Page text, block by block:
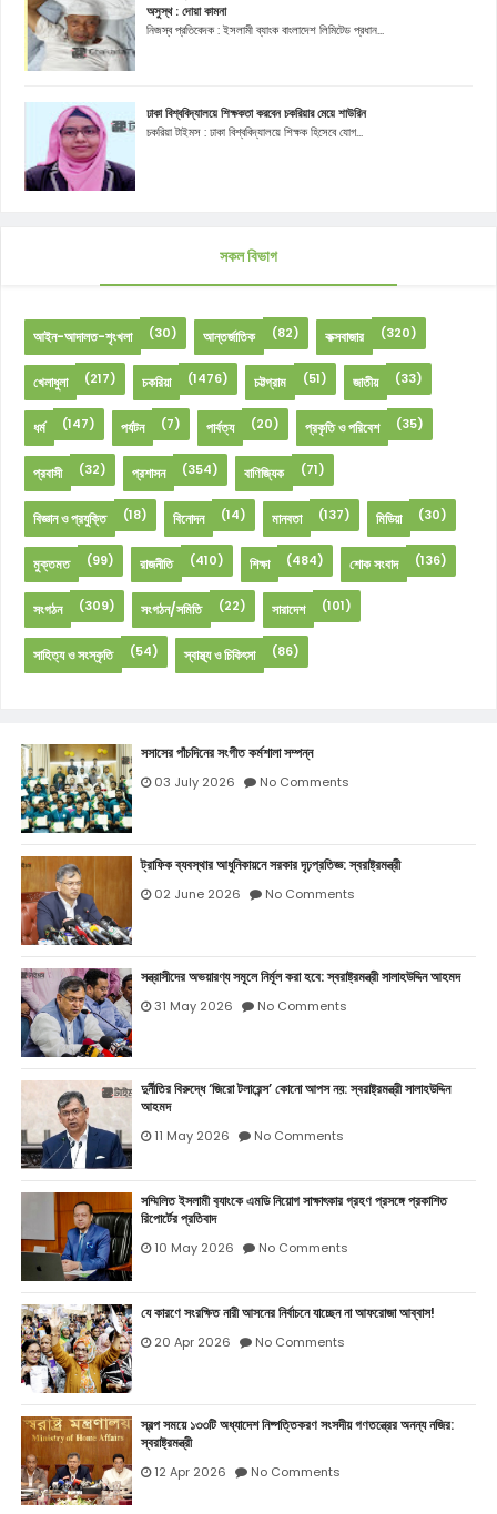
অসুস্থ : দোয়া কামনা
নিজস্ব প্রতিবেদক : ইসলামী ব্যাংক বাংলাদেশ লিমিটেড প্রধান...
ঢাকা বিশ্ববিদ্যালয়ে শিক্ষকতা করবেন চকরিয়ার মেয়ে শাউরিন
চকরিয়া টাইমস : ঢাকা বিশ্ববিদ্যালয়ে শিক্ষক হিসেবে যোগ...
সকল বিভাগ
আইন-আদালত-শৃংখলা (30) আন্তর্জাতিক (82) কক্সবাজার (320)
খেলাধুলা (217) চকরিয়া (1476) চট্টগ্রাম (51) জাতীয় (33)
ধর্ম (147) পর্যটন (7) পার্বত্য (20) প্রকৃতি ও পরিবেশ (35)
প্রবাসী (32) প্রশাসন (354) বাণিজ্যিক (71)
বিজ্ঞান ও প্রযুক্তি (18) বিনোদন (14) মানবতা (137) মিডিয়া (30)
মুক্তমত (99) রাজনীতি (410) শিক্ষা (484) শোক সংবাদ (136)
সংগঠন (309) সংগঠন/সমিতি (22) সারাদেশ (101)
সাহিত্য ও সংস্কৃতি (54) স্বাস্থ্য ও চিকিৎসা (86)
সসাসের পাঁচদিনের সংগীত কর্মশালা সম্পন্ন
03 July 2026 No Comments
ট্রাফিক ব্যবস্থার আধুনিকায়নে সরকার দৃঢ়প্রতিজ্ঞ: স্বরাষ্ট্রমন্ত্রী
02 June 2026 No Comments
সন্ত্রাসীদের অভয়ারণ্য সমূলে নির্মূল করা হবে: স্বরাষ্ট্রমন্ত্রী সালাহউদ্দিন আহমদ
31 May 2026 No Comments
দুর্নীতির বিরুদ্ধে ‘জিরো টলারেন্স’ কোনো আপস নয়: স্বরাষ্ট্রমন্ত্রী সালাহউদ্দিন
আহমদ
11 May 2026 No Comments
সম্মিলিত ইসলামী ব‍্যাংকে এমডি নিয়োগ সাক্ষাৎকার গ্রহণ প্রসঙ্গে প্রকাশিত
রিপোর্টের প্রতিবাদ
10 May 2026 No Comments
যে কারণে সংরক্ষিত নারী আসনের নির্বাচনে যাচ্ছেন না আফরোজা আব্বাস!
20 Apr 2026 No Comments
স্বল্প সময়ে ১৩৩টি অধ্যাদেশ নিষ্পত্তিকরণ সংসদীয় গণতন্ত্রের অনন্য নজির:
স্বরাষ্ট্রমন্ত্রী
12 Apr 2026 No Comments